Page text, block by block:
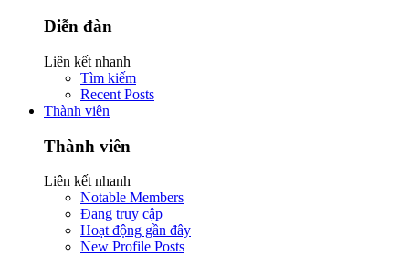
Diễn đàn
Liên kết nhanh
Tìm kiếm
Recent Posts
Thành viên
Thành viên
Liên kết nhanh
Notable Members
Đang truy cập
Hoạt động gần đây
New Profile Posts